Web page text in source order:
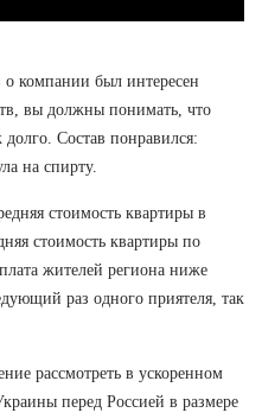
о компании был интересен
вы должны понимать, что
Состав понравился:
на спирту.
стоимость квартиры в
стоимость квартиры по
жителей региона ниже
раз одного приятеля, так
рассмотреть в ускоренном
перед Россией в размере